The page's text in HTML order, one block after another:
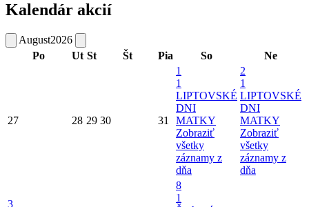
Kalendár akcií
August2026
Po
Ut St Št Pia So Ne
27 28 29 30 31
1
1
LIPTOVSKÉ
DNI
MATKY
Zobraziť
všetky
záznamy z
dňa
2
1
LIPTOVSKÉ
DNI
MATKY
Zobraziť
všetky
záznamy z
dňa
3
8
1